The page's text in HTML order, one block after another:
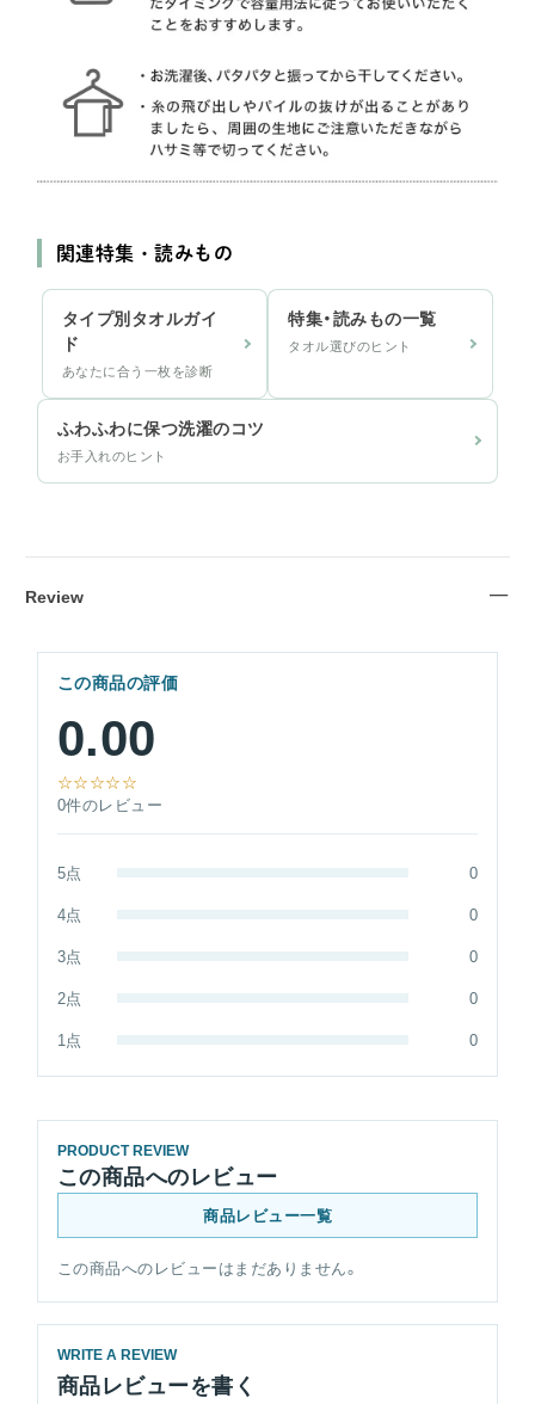
関連特集・読みもの
タイプ別タオルガイ
ド
あなたに合う一枚を診断
特集・読みもの一覧
タオル選びのヒント
ふわふわに保つ洗濯のコツ
お手入れのヒント
Review
この商品の評価
0.00
☆☆☆☆☆
0件のレビュー
5点 0
4点 0
3点 0
2点 0
1点 0
PRODUCT REVIEW
この商品へのレビュー
商品レビュー一覧
この商品へのレビューはまだありません。
WRITE A REVIEW
商品レビューを書く